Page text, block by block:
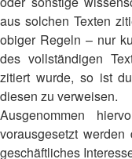
aus solchen Texten
obiger Regeln – nur
des vollständigen
zitiert wurde, so ist
diesen zu verweisen.
Ausgenommen
vorausgesetzt
geschäftliches